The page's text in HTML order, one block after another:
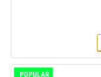
POPULAR